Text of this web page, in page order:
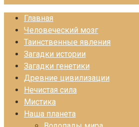
Главная
Человеческий мозг
Таинственные явления
Загадки истории
Загадки генетики
Древние цивилизации
Нечистая сила
Мистика
Наша планета